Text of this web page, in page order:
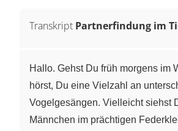
Transkript Partnerfindung im
Hallo. Gehst Du früh morgens im
hörst, Du eine Vielzahl an
Vogelgesängen. Vielleicht siehst
Männchen im prächtigen